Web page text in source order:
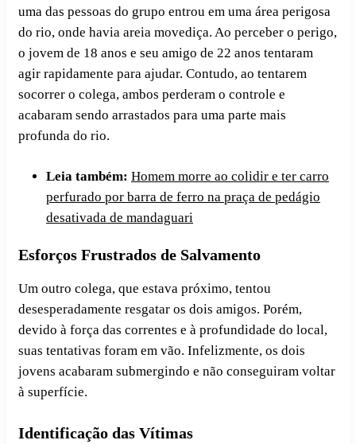
uma das pessoas do grupo entrou em uma área perigosa
do rio, onde havia areia movediça. Ao perceber o perigo,
o jovem de 18 anos e seu amigo de 22 anos tentaram
agir rapidamente para ajudar. Contudo, ao tentarem
socorrer o colega, ambos perderam o controle e
acabaram sendo arrastados para uma parte mais
profunda do rio.
Leia também: Homem morre ao colidir e ter carro
perfurado por barra de ferro na praça de pedágio
desativada de mandaguari
Esforços Frustrados de Salvamento
Um outro colega, que estava próximo, tentou
desesperadamente resgatar os dois amigos. Porém,
devido à força das correntes e à profundidade do local,
suas tentativas foram em vão. Infelizmente, os dois
jovens acabaram submergindo e não conseguiram voltar
à superfície.
Identificação das Vítimas